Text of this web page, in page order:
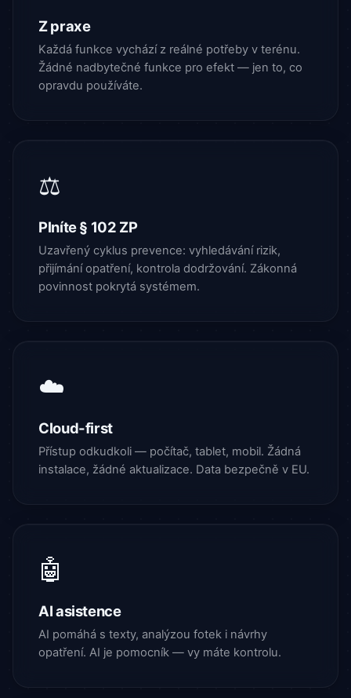
Z praxe
Každá funkce vychází z reálné potřeby v terénu.
Žádné nadbytečné funkce pro efekt — jen to, co
opravdu používáte.
⚖️
Plníte § 102 ZP
Uzavřený cyklus prevence: vyhledávání rizik,
přijímání opatření, kontrola dodržování. Zákonná
povinnost pokrytá systémem.
☁️
Cloud-first
Přístup odkudkoli — počítač, tablet, mobil. Žádná
instalace, žádné aktualizace. Data bezpečně v EU.
🤖
AI asistence
AI pomáhá s texty, analýzou fotek i návrhy
opatření. AI je pomocník — vy máte kontrolu.